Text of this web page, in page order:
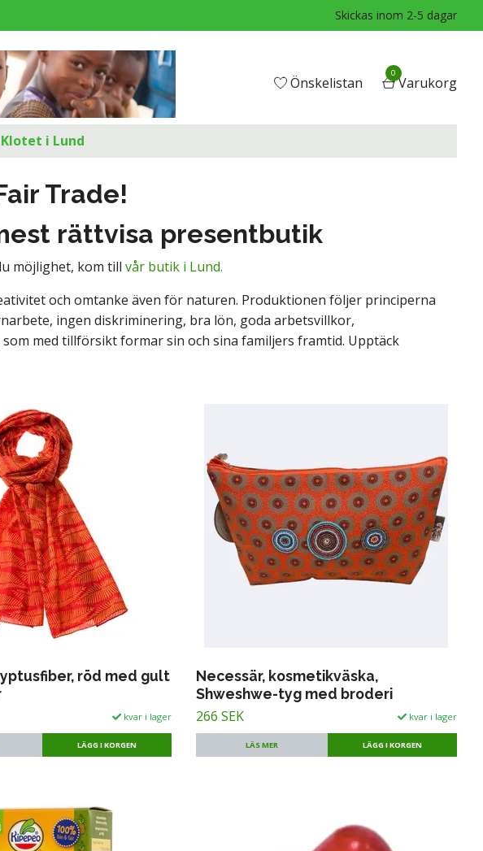
Skickas inom 2-5 dagar
Önskelistan
0
Varukorg
i Lund
Trade!
rättvisa presentbutik
möjlighet, kom till vår butik i Lund.
och omtanke även för naturen. Produktionen följer principerna
ingen diskriminering, bra lön, goda arbetsvillkor,
med tillförsikt formar sin och sina familjers framtid. Upptäck
röd med gult
kvar i lager
Necessär, kosmetikväska,
Shweshwe-tyg med broderi
266 SEK kvar i lager
LÄS MER